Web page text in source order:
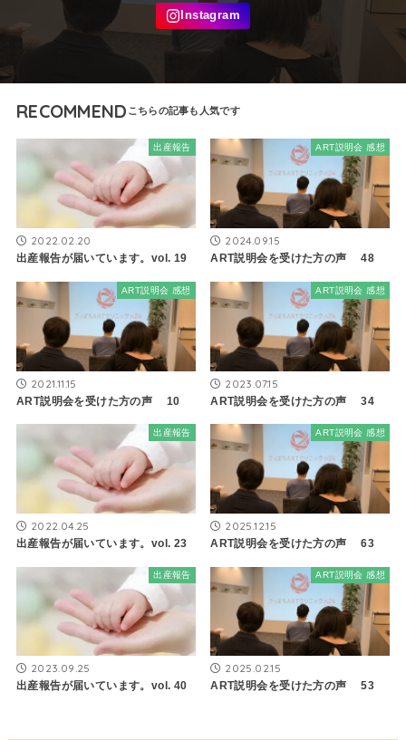
RECOMMEND
出産報告
2022.02.20
出産報告が届いています。vol. 19
ART説明会 感想
2024.09.15
ART説明会を受けた方の声 48
ART説明会 感想
2021.11.15
ART説明会を受けた方の声 10
ART説明会 感想
2023.07.15
ART説明会を受けた方の声 34
出産報告
2022.04.25
出産報告が届いています。vol. 23
ART説明会 感想
2025.12.15
ART説明会を受けた方の声 63
出産報告
2023.09.25
出産報告が届いています。vol. 40
ART説明会 感想
2025.02.15
ART説明会を受けた方の声 53